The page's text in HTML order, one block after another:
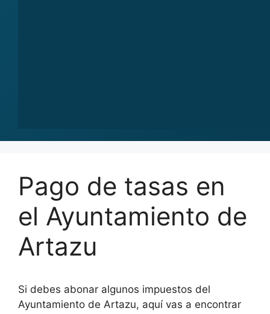
Pago de tasas en
el Ayuntamiento de
Artazu
Si debes abonar algunos impuestos del
Ayuntamiento de Artazu, aquí vas a encontrar